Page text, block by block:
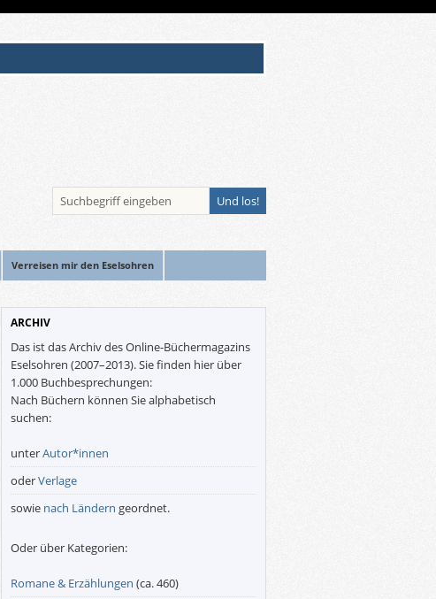
Verreisen mir den Eselsohren
ARCHIV
Das ist das Archiv des Online-Büchermagazins
Eselsohren (2007–2013). Sie finden hier über
1.000 Buchbesprechungen:
Nach Büchern können Sie alphabetisch
suchen:
unterAutor*innen
oderVerlage
sowie nach Ländern geordnet.
Oder über Kategorien:
Romane & Erzählungen (ca. 460)